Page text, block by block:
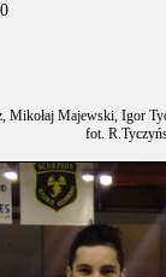
Mikołaj Majewski, Igor
fot.